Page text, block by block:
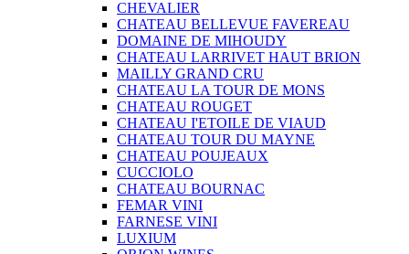
CHEVALIER
CHATEAU BELLEVUE FAVEREAU
DOMAINE DE MIHOUDY
CHATEAU LARRIVET HAUT BRION
MAILLY GRAND CRU
CHATEAU LA TOUR DE MONS
CHATEAU ROUGET
CHATEAU I'ETOILE DE VIAUD
CHATEAU TOUR DU MAYNE
CHATEAU POUJEAUX
CUCCIOLO
CHATEAU BOURNAC
FEMAR VINI
FARNESE VINI
LUXIUM